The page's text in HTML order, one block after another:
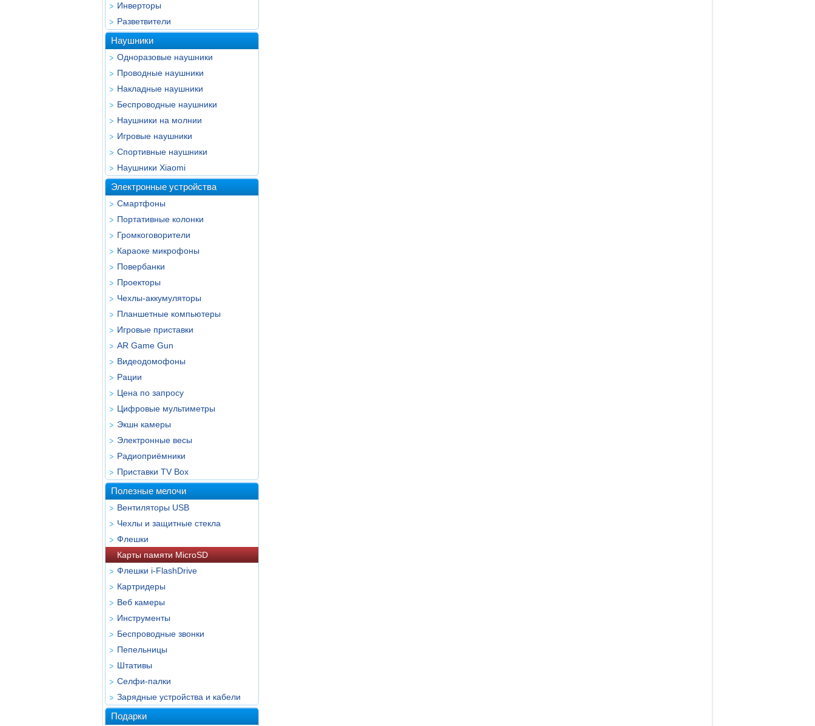
Инверторы
Разветвители
Наушники
Одноразовые наушники
Проводные наушники
Накладные наушники
Беспроводные наушники
Наушники на молнии
Игровые наушники
Спортивные наушники
Наушники Xiaomi
Электронные устройства
Смартфоны
Портативные колонки
Громкоговорители
Караоке микрофоны
Повербанки
Проекторы
Чехлы-аккумуляторы
Планшетные компьютеры
Игровые приставки
AR Game Gun
Видеодомофоны
Рации
Цена по запросу
Цифровые мультиметры
Экшн камеры
Электронные весы
Радиоприёмники
Приставки TV Box
Полезные мелочи
Вентиляторы USB
Чехлы и защитные стекла
Флешки
Карты памяти MicroSD
Флешки i-FlashDrive
Картридеры
Веб камеры
Инструменты
Беспроводные звонки
Пепельницы
Штативы
Селфи-палки
Зарядные устройства и кабели
Подарки